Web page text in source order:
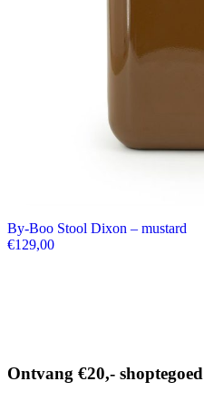
By-Boo Stool Dixon – mustard
€129,00
Ontvang €20,- shoptegoed